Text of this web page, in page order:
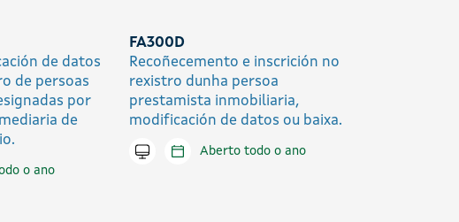
de datos
de persoas
por
de
o ano
FA300D
Recoñecemento e inscrición no
rexistro dunha persoa
prestamista inmobiliaria,
modificación de datos ou baixa.
Tramitar en liñaAberto todo o ano